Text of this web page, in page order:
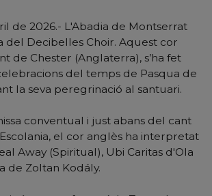
de 2026.- L'Abadia de Montserrat
del Decibelles Choir. Aquest cor
de Chester (Anglaterra), s’ha fet
del temps de Pasqua de
la seva peregrinació al santuari.
conventual i just abans del cant
el cor anglès ha interpretat
Away (Spiritual), Ubi Caritas d'Ola
de Zoltan Kodály.